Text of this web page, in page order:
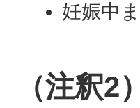
妊娠中
（注釈